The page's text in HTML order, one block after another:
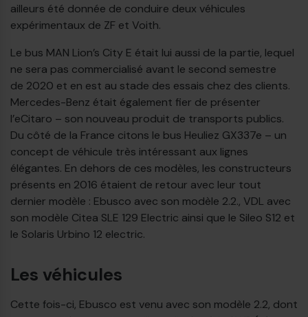
ailleurs été donnée de conduire deux véhicules
expérimentaux de ZF et Voith.
Le bus MAN Lion’s City E était lui aussi de la partie, lequel
ne sera pas commercialisé avant le second semestre
de 2020 et en est au stade des essais chez des clients.
Mercedes-Benz était également fier de présenter
l’eCitaro – son nouveau produit de transports publics.
Du côté de la France citons le bus Heuliez GX337e – un
concept de véhicule très intéressant aux lignes
élégantes. En dehors de ces modèles, les constructeurs
présents en 2016 étaient de retour avec leur tout
dernier modèle : Ebusco avec son modèle 2.2., VDL avec
son modèle Citea SLE 129 Electric ainsi que le Sileo S12 et
le Solaris Urbino 12 electric.
Les véhicules
Cette fois-ci, Ebusco est venu avec son modèle 2.2, dont